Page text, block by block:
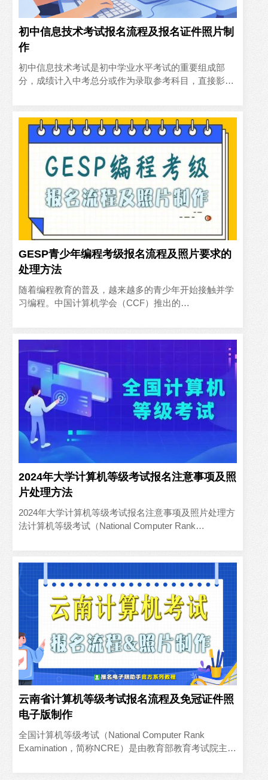
初中信息技术考试报名流程及报名证件照片制
作
初中信息技术考试是初中学业水平考试的重要组成部
分，成绩计入中考总分或作为录取参考科目，直接影响
GESP青少年编程考级报名流程及照片要求的
处理方法
随着编程教育的普及，越来越多的青少年开始接触并学
习编程。中国计算机学会（CCF）推出的
2024年大学计算机等级考试报名注意事项及照
片处理方法
2024年大学计算机等级考试报名注意事项及照片处理方
法计算机等级考试（National Computer Rank
云南省计算机等级考试报名流程及免冠证件照
电子版制作
全国计算机等级考试（National Computer Rank
Examination，简称NCRE）是由教育部教育考试院主